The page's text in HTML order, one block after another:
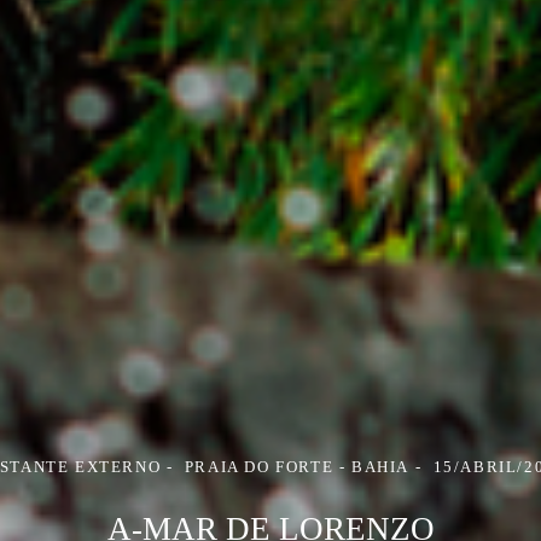
EXTERNO PRAIA DO FORTE - BAHIA 15/ABRIL/
A-MAR DE LORENZO